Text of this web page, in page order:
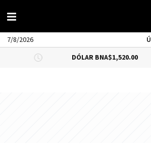
7/8/2026
DÓLAR BNA$1,520.00